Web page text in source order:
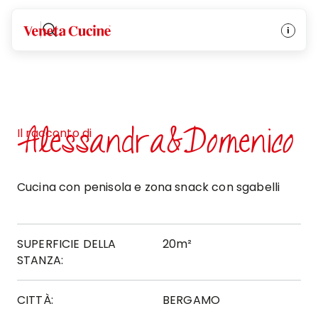
Veneta Cucine
Il racconto di
Alessandra&Domenico
Cucina con penisola e zona snack con sgabelli
SUPERFICIE DELLA
STANZA:
20m²
CITTÀ: BERGAMO